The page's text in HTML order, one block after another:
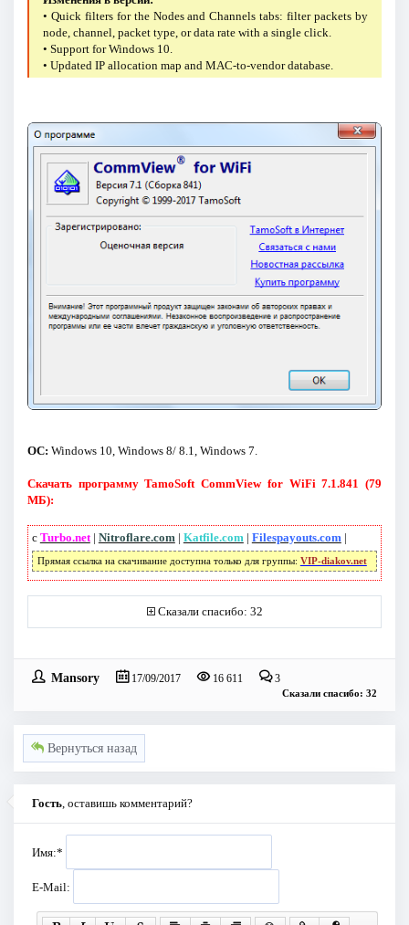
• Quick filters for the Nodes and Channels tabs: filter packets by
node, channel, packet type, or data rate with a single click.
• Support for Windows 10.
• Updated IP allocation map and MAC-to-vendor database.
OC: Windows 10, Windows 8/ 8.1, Windows 7.
Скачать программу TamoSoft CommView for WiFi 7.1.841 (79
МБ):
с Turbo.net| Nitroflare.com| Katfile.com| Filespayouts.com|
Прямая ссылка на скачивание доступна только для группы: VIP-diakov.net
Сказали спасибо: 32
Mansory 17/09/2017 16 611 3
Сказали спасибо: 32
Вернуться назад
Гость, оставишь комментарий?
Имя:*
E-Mail: